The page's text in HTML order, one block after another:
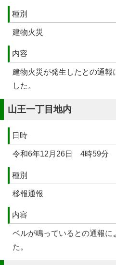
種別
建物火災
内容
建物火災が発生したとの通報
した。
山王一丁目地内
日時
令和6年12月26日 4時59分
種別
移報通報
内容
ベルが鳴っているとの通報に
た。